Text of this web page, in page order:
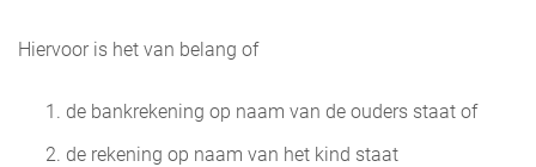
Hiervoor is het van belang of
de bankrekening op naam van de ouders staat of
de rekening op naam van het kind staat